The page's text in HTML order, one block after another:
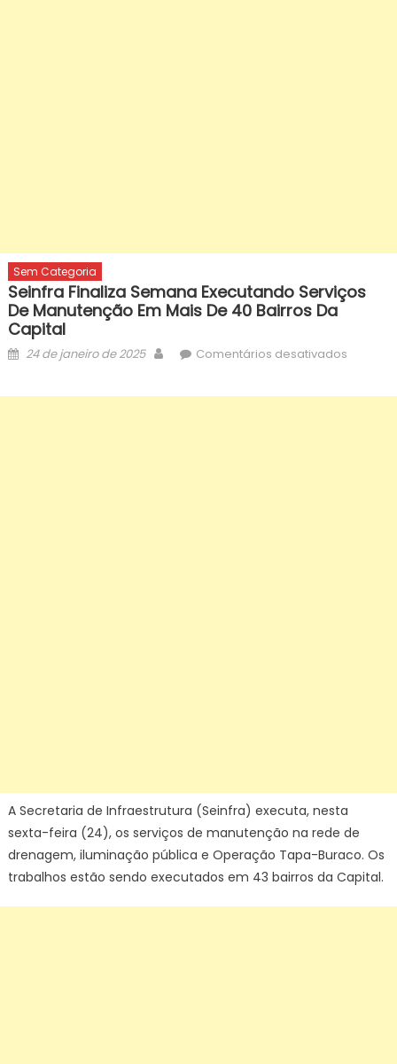
Sem Categoria
Seinfra Finaliza Semana Executando Serviços
De Manutenção Em Mais De 40 Bairros Da
Capital
Posted
24 de janeiro de 2025 AuthorComentários desativadosem
finaliza
A Secretaria de Infraestrutura (Seinfra) executa, nesta
sexta-feira (24), os serviços de manutenção na rede de
drenagem, iluminação pública e Operação Tapa-Buraco. Os
trabalhos estão sendo executados em 43 bairros da Capital.